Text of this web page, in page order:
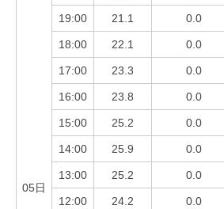
05日
19:00 21.1 0.0
18:00 22.1 0.0
17:00 23.3 0.0
16:00 23.8 0.0
15:00 25.2 0.0
14:00 25.9 0.0
13:00 25.2 0.0
12:00 24.2 0.0